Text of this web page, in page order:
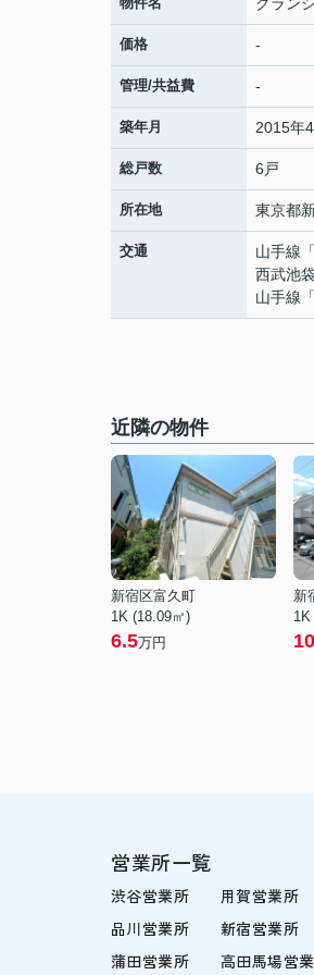
価格 -
管理/共益費 -
築年月 2015年
総戸数 6戸
所在地 東京都
交通 山手線 「
西武池
山手線 「
近隣の物件
新宿区富久町
1K (18.09㎡)
6.5万円
新
1K
営業所一覧
渋谷営業所
品川営業所
蒲田営業所
用賀営業所
新宿営業所
高田馬場営